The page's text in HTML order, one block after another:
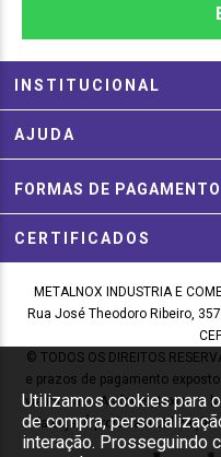
INSTITUCIONAL
AJUDA
FORMAS DE PAGAMENTO
CERTIFICADOS
METALNOX INDUSTRIA E
Rua José Theodoro Ribeiro,
© TODOS OS DIREITOS
e prazos de pagamento
via internet. As fotos, textos e
da Loja. É proibida a
Utilizamos cookies para
de compra,
interação. Prosseguindo